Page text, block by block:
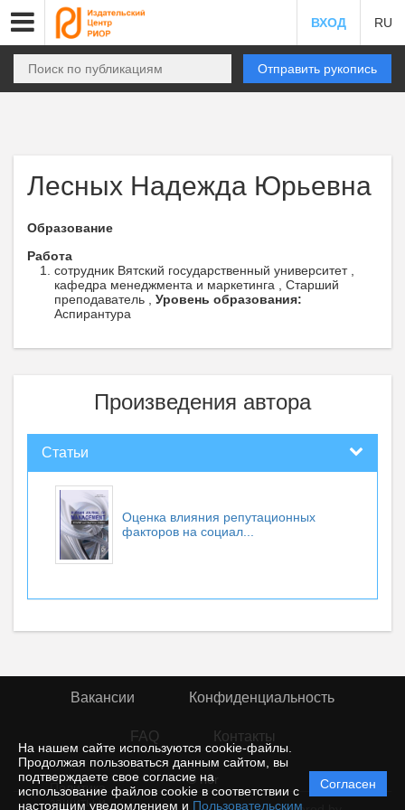
На нашем сайте используются cookie-файлы.
Продолжая пользоваться данным сайтом, вы
подтверждаете свое согласие на
использование файлов cookie в соответствии с
настоящим уведомлением и Пользовательским
Согласен
ВХОД RU
Отправить рукопись
Лесных Надежда Юрьевна
Образование
Работа
сотрудник Вятский государственный университет ,
кафедра менеджмента и маркетинга , Старший
преподаватель , Уровень образования:
Аспирантура
Произведения автора
Статьи
Оценка влияния репутационных
факторов на социал...
Вакансии Конфиденциальность
FAQ Контакты
© rior
Политика
защиты и